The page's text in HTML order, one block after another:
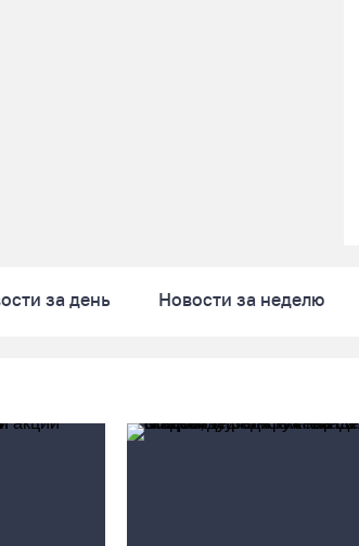
за день Новости за неделю